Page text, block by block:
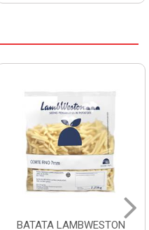
BATATA LAMBWESTON